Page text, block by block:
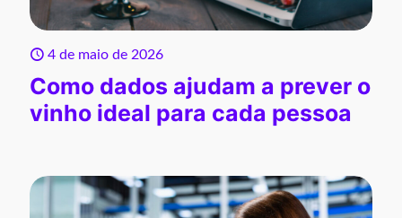
4 de maio de 2026
Como dados ajudam a prever o
vinho ideal para cada pessoa